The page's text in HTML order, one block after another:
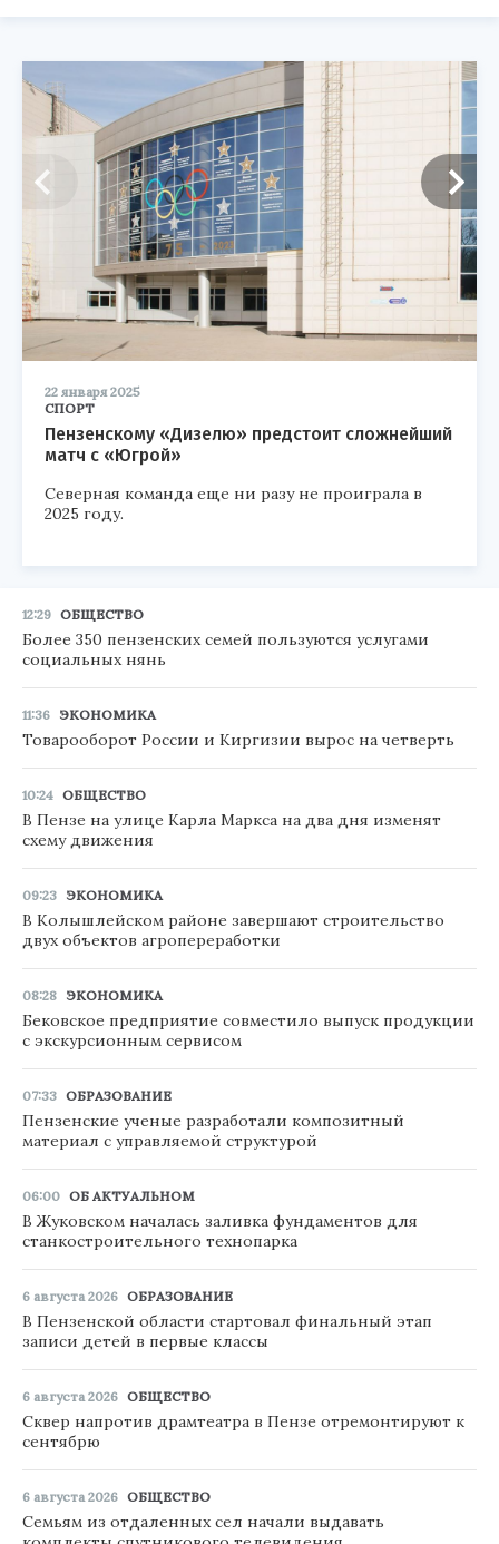
22 января 2025
СПОРТ
Пензенскому «Дизелю» предстоит сложнейший
матч с «Югрой»
Северная команда еще ни разу не проиграла в
2025 году.
12:29 ОБЩЕСТВО
Более 350 пензенских семей пользуются услугами
социальных нянь
11:36 ЭКОНОМИКА
Товарооборот России и Киргизии вырос на четверть
10:24 ОБЩЕСТВО
В Пензе на улице Карла Маркса на два дня изменят
схему движения
09:23 ЭКОНОМИКА
В Колышлейском районе завершают строительство
двух объектов агропереработки
08:28 ЭКОНОМИКА
Бековское предприятие совместило выпуск продукции
с экскурсионным сервисом
07:33 ОБРАЗОВАНИЕ
Пензенские ученые разработали композитный
материал с управляемой структурой
06:00 ОБ АКТУАЛЬНОМ
В Жуковском началась заливка фундаментов для
станкостроительного технопарка
6 августа 2026 ОБРАЗОВАНИЕ
В Пензенской области стартовал финальный этап
записи детей в первые классы
6 августа 2026 ОБЩЕСТВО
Сквер напротив драмтеатра в Пензе отремонтируют к
сентябрю
6 августа 2026 ОБЩЕСТВО
Семьям из отдаленных сел начали выдавать